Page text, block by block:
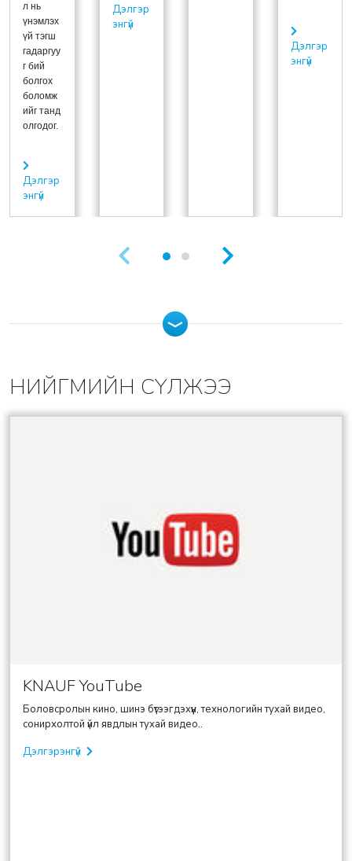
л нь
үнэмлэх
үй тэгш
гадаргуу
г бий
болгох
боломж
ийг танд
олгодог.
Дэлгэр
энгүй
Дэлгэр
энгүй
Дэлгэр
энгүй
НИЙГМИЙН СҮЛЖЭЭ
KNAUF YouTube
Боловсролын кино, шинэ бүтээгдэхүүн, технологийн тухай видео,
сонирхолтой үйл явдлын тухай видео..
Дэлгэрэнгүй